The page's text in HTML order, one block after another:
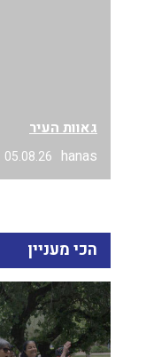
גאוות העיר
hanas
05.08.26
הכי מעניין